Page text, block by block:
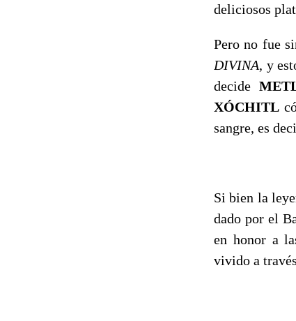
deliciosos
Pero no fue
DIVINA, y
decide
XÓCHITL
sangre, es
Si bien la
dado por el
en honor a
vivido a